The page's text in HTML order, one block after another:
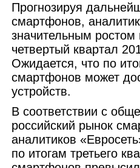
Прогнозируя
смартфонов,
значительным ростом
четвертый квартал
Ожидается, что по
смартфонов может
устройств.
В соответствии с
российский рынок
аналитиков
по итогам третьего